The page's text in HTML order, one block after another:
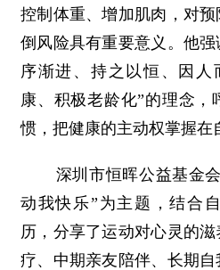
控制体重、增加肌肉，对
倒风险具有重要意义。他
序渐进、持之以恒、因人
康、积极老龄化”的理念，
惯，把健康的主动权掌握在
深圳市恒晖公益基金会
动我快乐”为主题，结合
历，分享了运动对心灵的
疗、中期亲友陪伴、长期